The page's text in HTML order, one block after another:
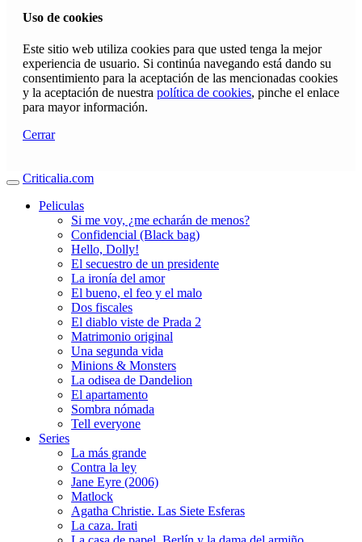
Uso de cookies
Este sitio web utiliza cookies para que usted tenga la mejor
experiencia de usuario. Si continúa navegando está dando su
consentimiento para la aceptación de las mencionadas cookies
y la aceptación de nuestra política de cookies, pinche el enlace
para mayor información.
Cerrar
Criticalia.com
Peliculas
Si me voy, ¿me echarán de menos?
Confidencial (Black bag)
Hello, Dolly!
El secuestro de un presidente
La ironía del amor
El bueno, el feo y el malo
Dos fiscales
El diablo viste de Prada 2
Matrimonio original
Una segunda vida
Minions & Monsters
La odisea de Dandelion
El apartamento
Sombra nómada
Tell everyone
Series
La más grande
Contra la ley
Jane Eyre (2006)
Matlock
Agatha Christie. Las Siete Esferas
La caza. Irati